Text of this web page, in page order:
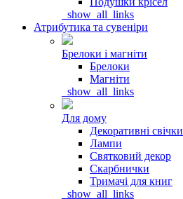
_show_all_links
Атрибутика та сувеніри
Брелоки і магніти
Брелоки
Магніти
_show_all_links
Для дому
Декоративні свічки
Лампи
Святковий декор
Скарбнички
Тримачі для книг
_show_all_links